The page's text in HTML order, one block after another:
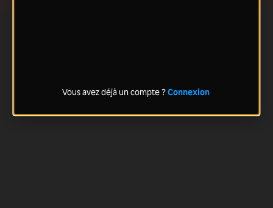
Vous avez déjà un compte ?Connexion